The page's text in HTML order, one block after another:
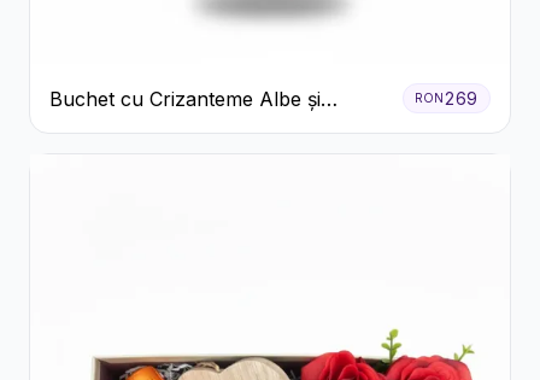
Buchet cu Crizanteme Albe și
Galbene
RON269